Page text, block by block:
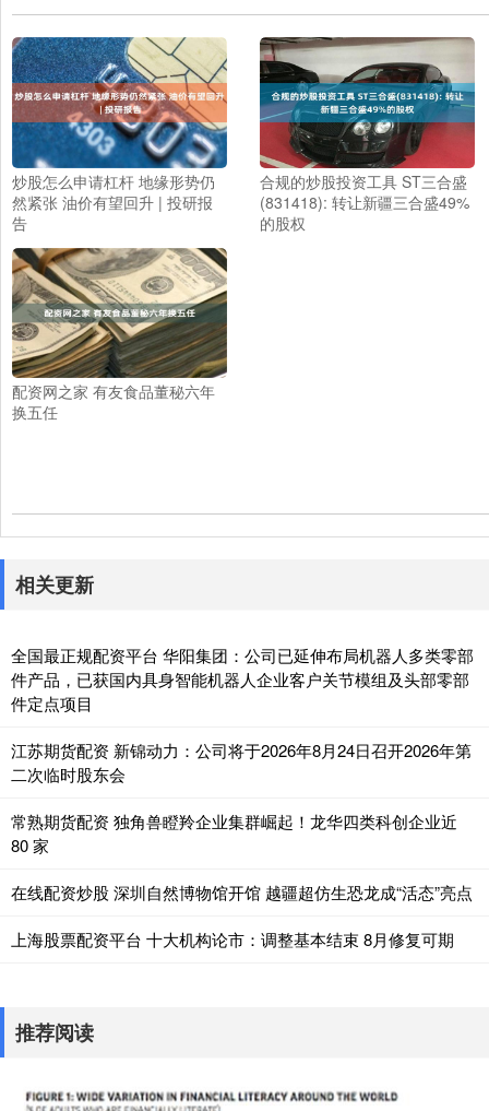
炒股怎么申请杠杆 地缘形势仍
然紧张 油价有望回升 | 投研报
告
合规的炒股投资工具 ST三合盛
(831418): 转让新疆三合盛49%
的股权
配资网之家 有友食品董秘六年
换五任
相关更新
全国最正规配资平台 华阳集团：公司已延伸布局机器人多类零部
件产品，已获国内具身智能机器人企业客户关节模组及头部零部
件定点项目
江苏期货配资 新锦动力：公司将于2026年8月24日召开2026年第
二次临时股东会
常熟期货配资 独角兽瞪羚企业集群崛起！龙华四类科创企业近
80 家
在线配资炒股 深圳自然博物馆开馆 越疆超仿生恐龙成“活态”亮点
上海股票配资平台 十大机构论市：调整基本结束 8月修复可期
推荐阅读